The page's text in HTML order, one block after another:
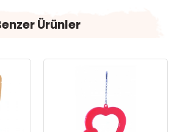
Ürünler